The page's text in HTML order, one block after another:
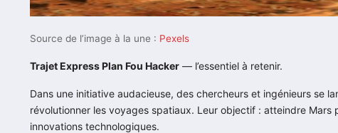
Source de l’image à la une : Pexels
Trajet Express Plan Fou Hacker — l’essentiel à retenir.
Dans une initiative audacieuse, des chercheurs et ingénieurs se
révolutionner les voyages spatiaux. Leur objectif : atteindre
innovations technologiques.